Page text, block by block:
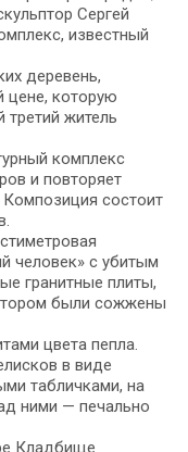
Сергей
известный
деревень,
цене, которую
третий житель
комплекс
и повторяет
состоит
человек» с убитым
гранитные плиты,
были сожжены
цвета пепла.
в виде
табличками, на
ними — печально
Кладбище